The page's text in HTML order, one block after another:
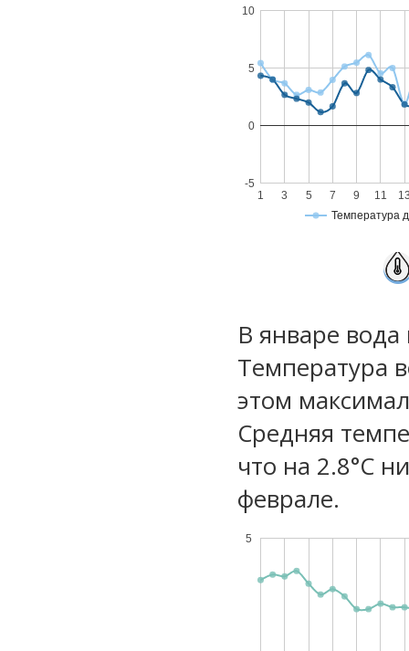
Температура
1 3 5 7 9 11
-5
0
5
10
В январе
Температура
этом
Средняя
что на 2.8°C
феврале.
5